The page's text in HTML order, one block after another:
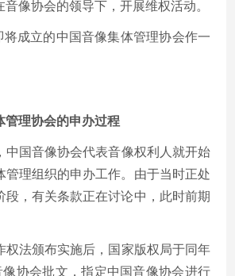
像协会的领导下，开展维权活动。
成立的中国音像集体管理协会作一
理协会的申办过程
国音像协会代表音像权利人就开始
管理组织的申办工作。由于当时正处
段，有关条款正在讨论中，此时前期
法颁布实施后，国家版权局于同年
协会批文，指定中国音像协会进行